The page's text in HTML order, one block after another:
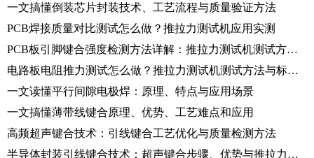
一文搞懂倒装芯片封装技术、工艺流程与质量验证方法
PCB焊接质量对比测试怎么做？推拉力测试机应用实测
PCB板引脚键合强度检测方法详解：推拉力测试机测试方案分享
电路板电阻推力测试怎么做？推拉力测试机测试方法与标准解析
一文读懂平行间隙电极焊：原理、特点与应用场景
一文搞懂薄带线键合原理、优势、工艺难点和应用
高频超声键合技术：引线键合工艺优化与质量检测方法
半导体封装引线键合技术：超声键合步骤、优势与推拉力测试标准